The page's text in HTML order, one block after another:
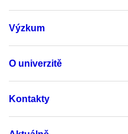
Výzkum
O univerzitě
Kontakty